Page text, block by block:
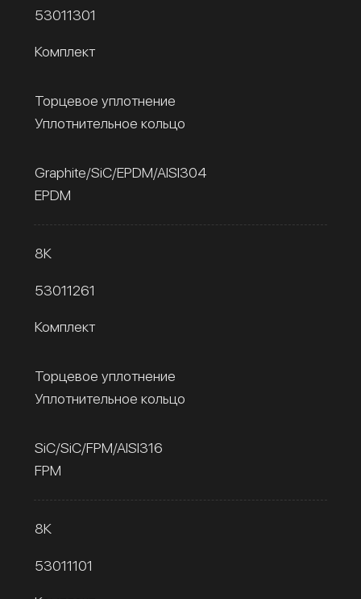
53011301
Комплект
Торцевое уплотнение
Уплотнительное кольцо
Graphite/SiC/EPDM/AISI304
EPDM
8К
53011261
Комплект
Торцевое уплотнение
Уплотнительное кольцо
SiC/SiC/FPM/AISI316
FPM
8К
53011101